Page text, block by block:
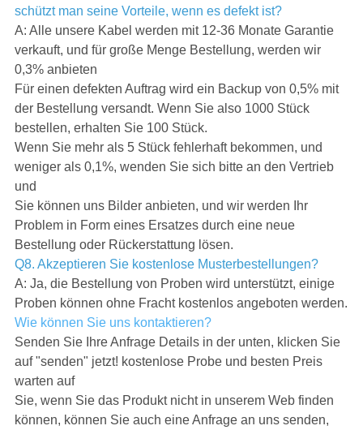
schützt man seine Vorteile, wenn es defekt ist?
A: Alle unsere Kabel werden mit 12-36 Monate Garantie
verkauft, und für große Menge Bestellung, werden wir
0,3% anbieten
Für einen defekten Auftrag wird ein Backup von 0,5% mit
der Bestellung versandt. Wenn Sie also 1000 Stück
bestellen, erhalten Sie 100 Stück.
Wenn Sie mehr als 5 Stück fehlerhaft bekommen, und
weniger als 0,1%, wenden Sie sich bitte an den Vertrieb
und
Sie können uns Bilder anbieten, und wir werden Ihr
Problem in Form eines Ersatzes durch eine neue
Bestellung oder Rückerstattung lösen.
Q8. Akzeptieren Sie kostenlose Musterbestellungen?
A: Ja, die Bestellung von Proben wird unterstützt, einige
Proben können ohne Fracht kostenlos angeboten werden.
Wie können Sie uns kontaktieren?
Senden Sie Ihre Anfrage Details in der unten, klicken Sie
auf "senden" jetzt! kostenlose Probe und besten Preis
warten auf
Sie, wenn Sie das Produkt nicht in unserem Web finden
können, können Sie auch eine Anfrage an uns senden,